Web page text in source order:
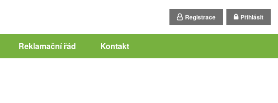
Registrace Přihlásit
Reklamační řád Kontakt